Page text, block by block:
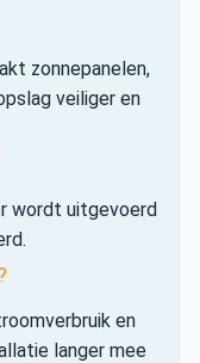
zonnepanelen,
veiliger en
wordt uitgevoerd
en
langer mee